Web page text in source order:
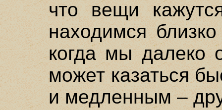
что вещи
находимся
когда мы далеко
может казаться
и медленным –